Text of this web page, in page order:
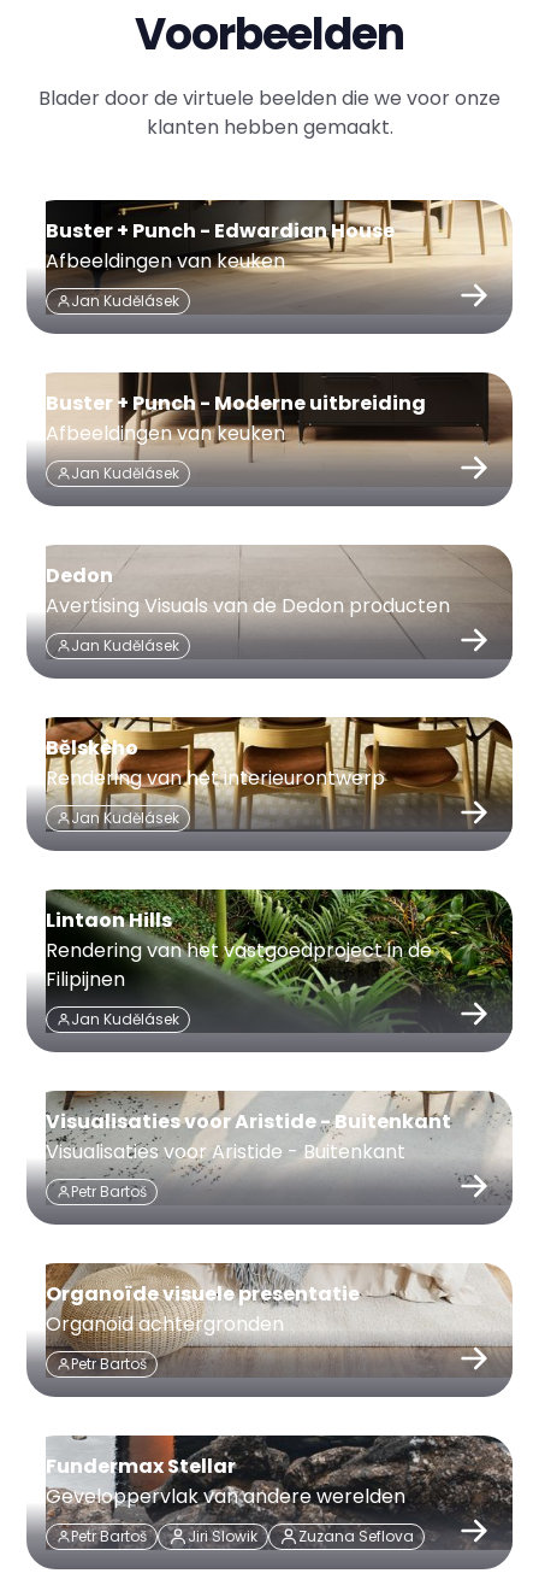
Voorbeelden
Blader door de virtuele beelden die we voor onze
klanten hebben gemaakt.
Buster + Punch - Edwardian House
Afbeeldingen van keuken
Jan Kudělásek
Buster + Punch - Moderne uitbreiding
Afbeeldingen van keuken
Jan Kudělásek
Dedon
Avertising Visuals van de Dedon producten
Jan Kudělásek
Bělského
Rendering van het interieurontwerp
Jan Kudělásek
Lintaon Hills
Rendering van het vastgoedproject in de
Filipijnen
Jan Kudělásek
Visualisaties voor Aristide - Buitenkant
Visualisaties voor Aristide - Buitenkant
Petr Bartoš
Organoïde visuele presentatie
Organoid achtergronden
Petr Bartoš
Fundermax Stellar
Geveloppervlak van andere werelden
Petr Bartoš Jiri Slowik Zuzana Seflova